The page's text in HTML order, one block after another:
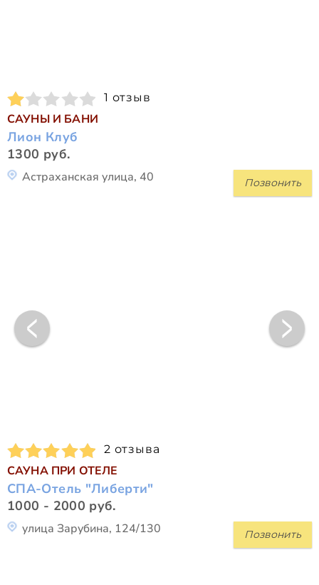
1 отзыв
САУНЫ И БАНИ
Лион Клуб
1300 руб.
Позвонить
Астраханская улица, 40
2 отзыва
САУНА ПРИ ОТЕЛЕ
СПА-Отель "Либерти"
1000 - 2000 руб.
Позвонить
улица Зарубина, 124/130